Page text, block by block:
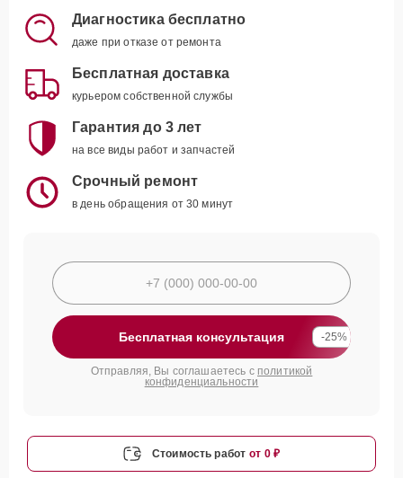
Диагностика бесплатно
даже при отказе от ремонта
Бесплатная доставка
курьером собственной службы
Гарантия до 3 лет
на все виды работ и запчастей
Срочный ремонт
в день обращения от 30 минут
Бесплатная консультация -25%
Отправляя, Вы соглашаетесь с политикой
конфиденциальности
Стоимость работ от 0 ₽